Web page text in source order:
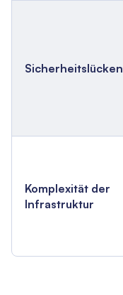
Sicherheitslücken
Komplexität der
Infrastruktur